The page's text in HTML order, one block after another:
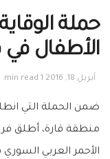
حملة
الأطفال في
أبريل 18, 2016 1 min read
ضمن الحملة التي
منطقة قارة، أطلق
الأحمر العربي